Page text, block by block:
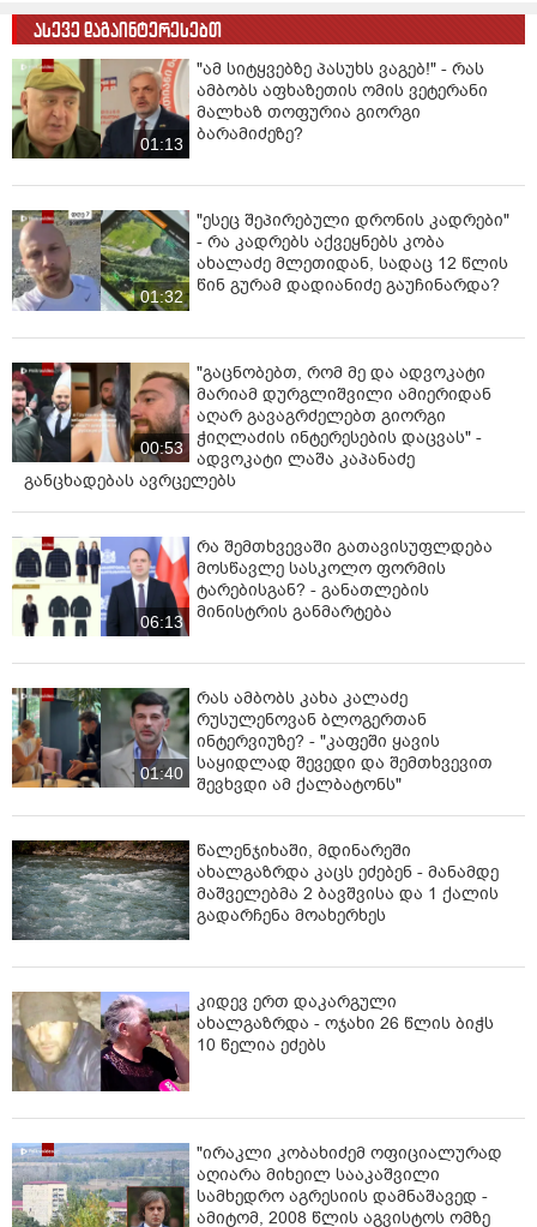
გა­მო­ძი­ე­ბა სის­ხლის სა­მარ­თლის კო­დექ­სის 19-109-ე
მუხ­ლის "ლ“ ქვე­პუნ­ქტით მიმ­დი­ნა­რე­ობს, რაც ით­ვა­
ლის­წი­ნებს სას­ჯელს თა­ვი­სუფ­ლე­ბის აღ­კვე­თით ვა­დით
თექ­ვსმე­ტი­დან ოც წლამ­დე ან უვა­დო თა­ვი­სუფ­ლე­ბის
აღ­კვე­თას.
ასევე დაგაინტერესებთ
01:13
"ამ სიტყვებზე პასუხს ვაგებ!" - რას
ამბობს აფხაზეთის ომის ვეტერანი
მალხაზ თოფურია გიორგი
ბარამიძეზე?
01:32
"ესეც შეპირებული დრონის კადრები"
- რა კადრებს აქვეყნებს კობა
ახალაძე მლეთიდან, სადაც 12 წლის
წინ გურამ დადიანიძე გაუჩინარდა?
00:53
"გაცნობებთ, რომ მე და ადვოკატი
მარიამ დურგლიშვილი ამიერიდან
აღარ გავაგრძელებთ გიორგი
ჭიღლაძის ინტერესების დაცვას" -
ადვოკატი ლაშა კაპანაძე
განცხადებას ავრცელებს
06:13
რა შემთხვევაში გათავისუფლდება
მოსწავლე სასკოლო ფორმის
ტარებისგან? - განათლების
მინისტრის განმარტება
01:40
რას ამბობს კახა კალაძე
რუსულენოვან ბლოგერთან
ინტერვიუზე? - "კაფეში ყავის
საყიდლად შევედი და შემთხვევით
შევხვდი ამ ქალბატონს"
წალენჯიხაში, მდინარეში
ახალგაზრდა კაცს ეძებენ - მანამდე
მაშველებმა 2 ბავშვისა და 1 ქალის
გადარჩენა მოახერხეს
კიდევ ერთ დაკარგული
ახალგაზრდა - ოჯახი 26 წლის ბიჭს
10 წელია ეძებს
"ირაკლი კობახიძემ ოფიციალურად
აღიარა მიხეილ სააკაშვილი
სამხედრო აგრესიის დამნაშავედ -
ამიტომ, 2008 წლის აგვისტოს ომზე